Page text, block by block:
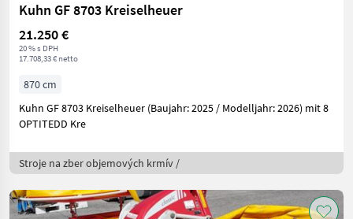
Kuhn GF 8703 Kreiselheuer
21.250 €
20 % s DPH
17.708,33 € netto
870 cm
Kuhn GF 8703 Kreiselheuer (Baujahr: 2025 / Modelljahr: 2026) mit 8
OPTITEDD Kre
Stroje na zber objemových krmív /